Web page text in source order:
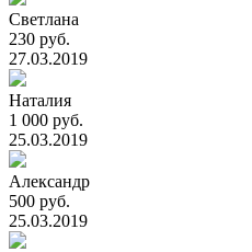
Светлана
230 руб.
27.03.2019
Наталия
1 000 руб.
25.03.2019
Александр
500 руб.
25.03.2019